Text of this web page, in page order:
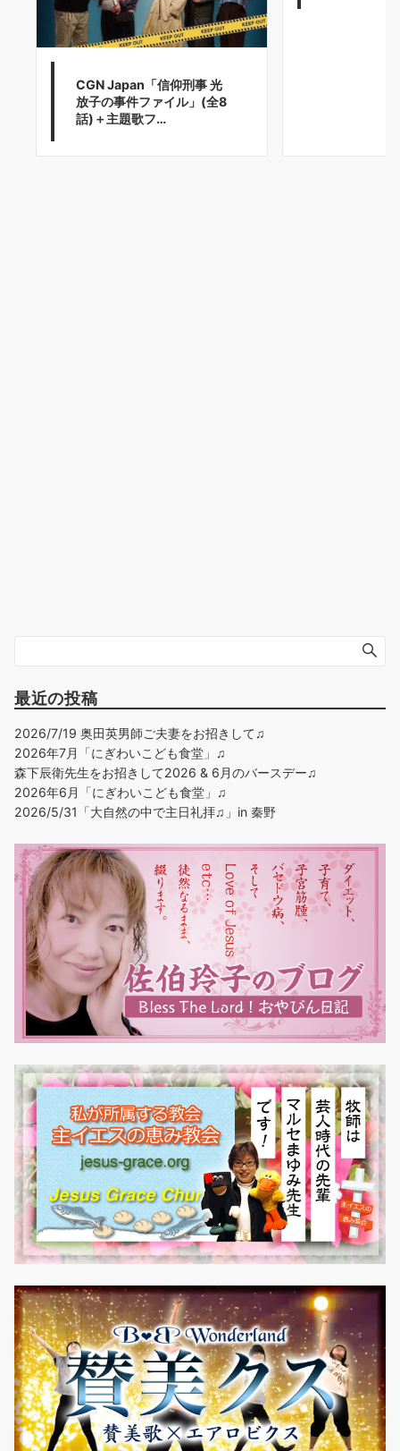
CGN Japan「信仰刑事 光
放子の事件ファイル」(全8
話)＋主題歌フ…
最近の投稿
2026/7/19 奥田英男師ご夫妻をお招きして♫
2026年7月「にぎわいこども食堂」♫
森下辰衛先生をお招きして2026 & 6月のバースデー♫
2026年6月「にぎわいこども食堂」♫
2026/5/31「大自然の中で主日礼拝♫」in 秦野